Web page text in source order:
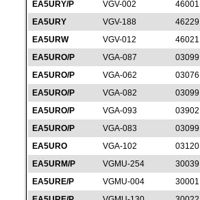
EA5URY/P VGV-002 46001
EA5URY
VGV-188 46229
EA5URW
VGV-012 46021
EA5URO/P
VGA-087 03099
EA5URO/P
VGA-062 03076
EA5URO/P
VGA-082 03099
EA5URO/P
VGA-093 03902
EA5URO/P
VGA-083 03099
EA5URO
VGA-102 03120
EA5URM/P
VGMU-254 30039
EA5URE/P
VGMU-004 30001